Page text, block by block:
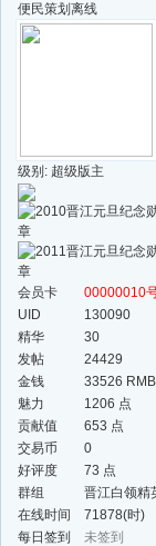
便民策划 离线
级别: 超级版主
会员卡
00000010
UID
130090
精华
30
发帖
24429
金钱
33526 RMB
魅力
1206 点
贡献值
653 点
交易币
0
好评度
73 点
群组
晋江白领精
群
在线时间
71878(时)
每日签到
未签到